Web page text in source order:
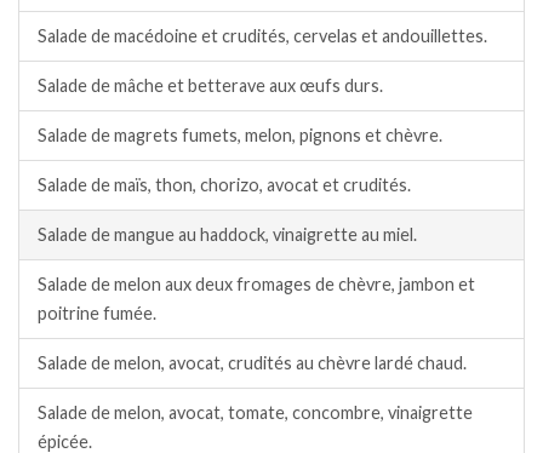
Salade de macédoine et crudités, cervelas et andouillettes.
Salade de mâche et betterave aux œufs durs.
Salade de magrets fumets, melon, pignons et chèvre.
Salade de maïs, thon, chorizo, avocat et crudités.
Salade de mangue au haddock, vinaigrette au miel.
Salade de melon aux deux fromages de chèvre, jambon et
poitrine fumée.
Salade de melon, avocat, crudités au chèvre lardé chaud.
Salade de melon, avocat, tomate, concombre, vinaigrette
épicée.